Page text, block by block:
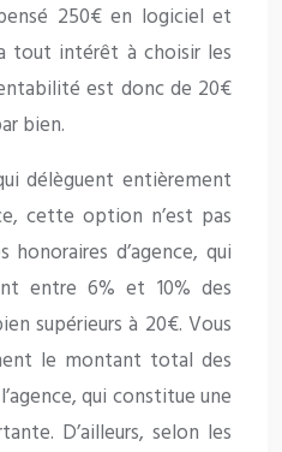
250€ en logiciel et
tout intérêt à choisir les
est donc de 20€
bien.
délèguent entièrement
cette option n’est pas
d’agence, qui
entre 6% et 10% des
supérieurs à 20€. Vous
le montant total des
qui constitue une
D’ailleurs, selon les